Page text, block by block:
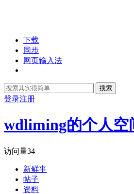
下载
同步
网页输入法
搜索
登录注册
wdliming的个人空
访问量34
新鲜事
帖子
资料